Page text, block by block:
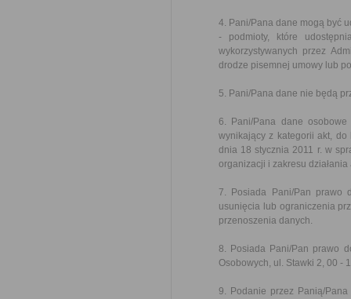
4. Pani/Pana dane mogą być
- podmioty, które
wykorzystywanych przez
drodze pisemnej umowy lub
5. Pani/Pana dane nie będą
6. Pani/Pana dane
wynikający z kategorii akt,
dnia 18 stycznia 2011 r. w
organizacji i zakresu
7. Posiada Pani/Pan prawo
usunięcia lub ograniczenia
przenoszenia danych.
8. Posiada Pani/Pan prawo
Osobowych, ul. Stawki 2, 00 -
9. Podanie przez Panią/